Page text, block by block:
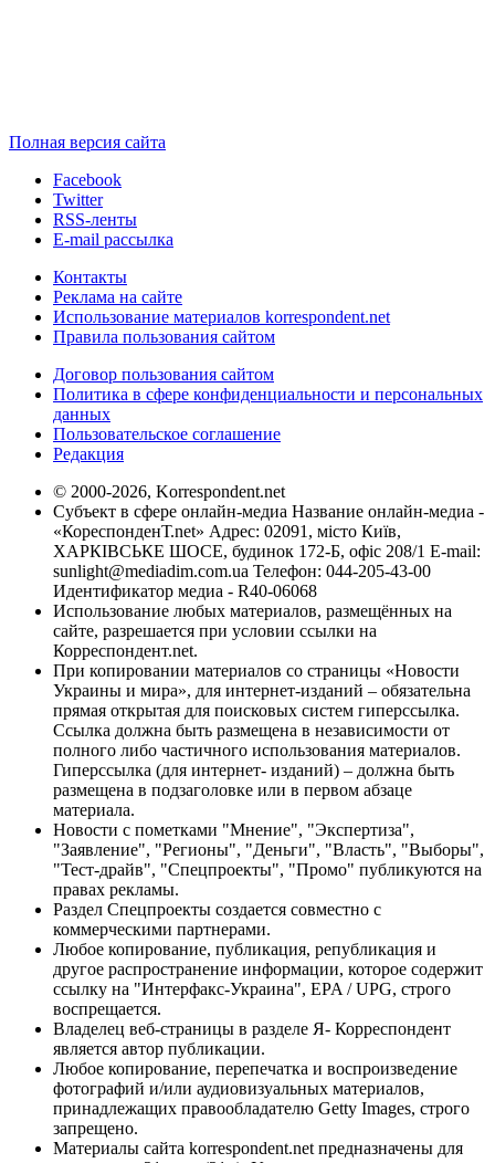
Полная версия сайта
Facebook
Twitter
RSS-ленты
E-mail рассылка
Контакты
Реклама на сайте
Использование материалов korrespondent.net
Правила пользования сайтом
Договор пользования сайтом
Политика в сфере конфиденциальности и персональных
данных
Пользовательское соглашение
Редакция
© 2000-2026, Korrespondent.net
Субъект в сфере онлайн-медиа Название онлайн-медиа -
«КореспонденТ.net» Адрес: 02091, місто Київ,
ХАРКІВСЬКЕ ШОСЕ, будинок 172-Б, офіс 208/1 E-mail:
sunlight@mediadim.com.ua Телефон: 044-205-43-00
Идентификатор медиа - R40-06068
Использование любых материалов, размещённых на
сайте, разрешается при условии ссылки на
Корреспондент.net.
При копировании материалов со страницы «Новости
Украины и мира», для интернет-изданий – обязательна
прямая открытая для поисковых систем гиперссылка.
Ссылка должна быть размещена в независимости от
полного либо частичного использования материалов.
Гиперссылка (для интернет- изданий) – должна быть
размещена в подзаголовке или в первом абзаце
материала.
Новости с пометками "Мнение", "Экспертиза",
"Заявление", "Регионы", "Деньги", "Власть", "Выборы",
"Тест-драйв", "Спецпроекты", "Промо" публикуются на
правах рекламы.
Раздел Спецпроекты создается совместно с
коммерческими партнерами.
Любое копирование, публикация, републикация и
другое распространение информации, которое содержит
ссылку на "Интерфакс-Украина", EPA / UPG, строго
воспрещается.
Владелец веб-страницы в разделе Я- Корреспондент
является автор публикации.
Любое копирование, перепечатка и воспроизведение
фотографий и/или аудиовизуальных материалов,
принадлежащих правообладателю Getty Images, строго
запрещено.
Материалы сайта korrespondent.net предназначены для